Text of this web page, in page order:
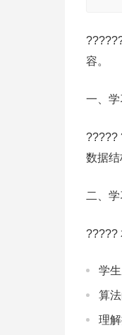
容。
一、
?????
数据结
二、
?????
学
算
理